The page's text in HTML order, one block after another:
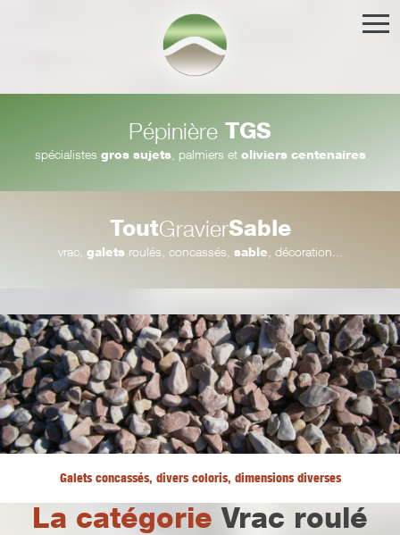
Pépinière TGS
spécialistes gros sujets, palmiers et oliviers centenaires
ToutGravierSable
vrac, galetsroulés, concassés, sable , décoration...
Galets concassés, divers coloris, dimensions diverses
La catégorieVrac roulé